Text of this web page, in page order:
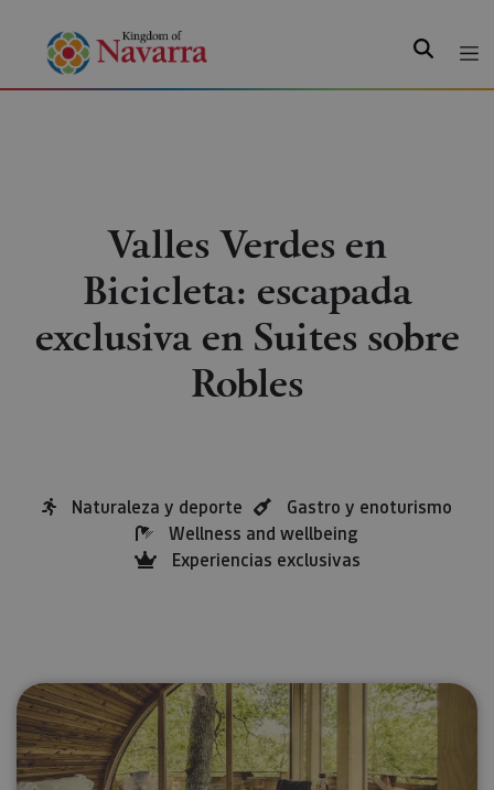
Search
Valles Verdes en
Bicicleta: escapada
exclusiva en Suites sobre
Robles
Naturaleza y deporte
Gastro y enoturismo
Wellness and wellbeing
Experiencias exclusivas